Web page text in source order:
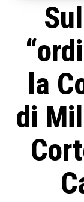
la
di